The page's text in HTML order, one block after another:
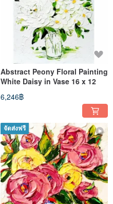
Abstract Peony Floral Painting
White Daisy in Vase 16 x 12
6,246฿
จัดส่งฟรี